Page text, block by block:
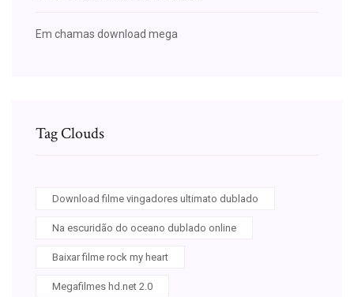
Em chamas download mega
Tag Clouds
Download filme vingadores ultimato dublado
Na escuridão do oceano dublado online
Baixar filme rock my heart
Megafilmes hd.net 2.0